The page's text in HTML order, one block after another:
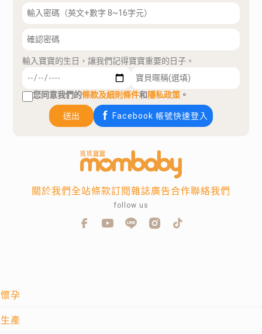
輸入寶寶的生日，讓我們記得寶寶重要的日子。
您同意我們的條款及細則條件和隱私政策 。
送出 Facebook 帳號快速登入
懷孕
生產
關於我們全站條款訂閱雜誌廣告合作聯絡我們
follow us